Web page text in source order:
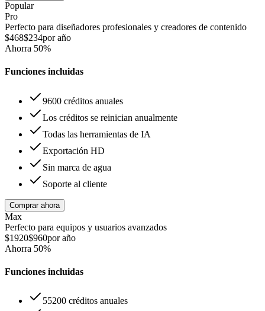
Popular
Pro
Perfecto para diseñadores profesionales y creadores de contenido
$468$234por año
Ahorra 50%
Funciones incluidas
9600 créditos anuales
Los créditos se reinician anualmente
Todas las herramientas de IA
Exportación HD
Sin marca de agua
Soporte al cliente
Comprar ahora
Max
Perfecto para equipos y usuarios avanzados
$1920$960por año
Ahorra 50%
Funciones incluidas
55200 créditos anuales